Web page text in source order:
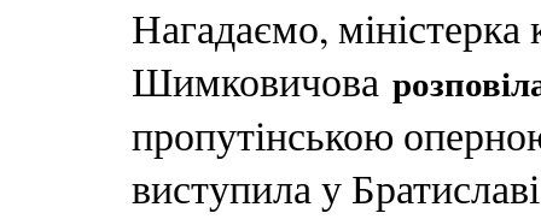
Нагадаємо,
Шимковичова
пропутінською
виступила у